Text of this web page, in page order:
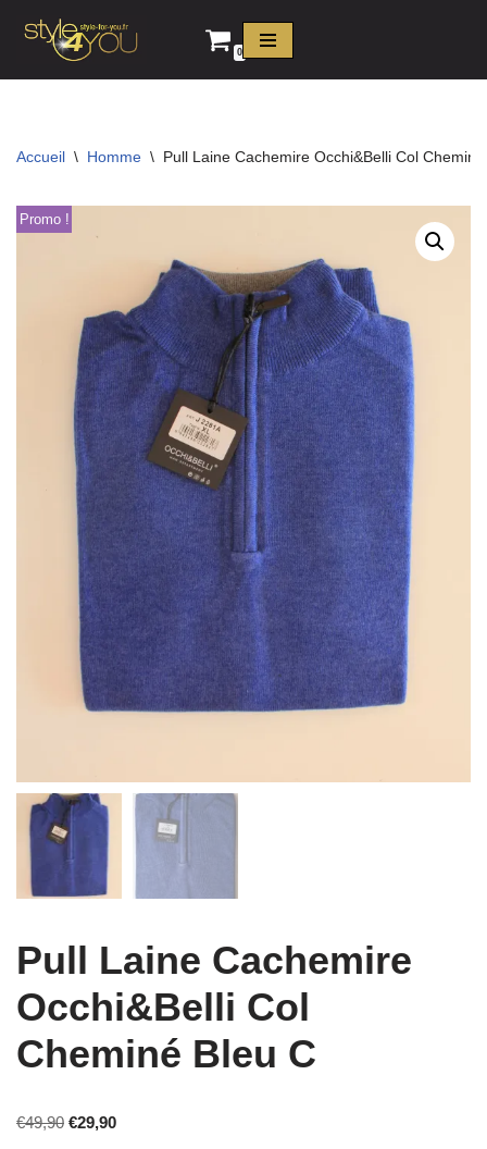
au
0
Accueil \ Homme \ Pull Laine Cachemire Occhi&Belli Col
Promo !
Pull Laine Cachemire
Occhi&Belli Col
Cheminé Bleu C
€49,90 €29,90